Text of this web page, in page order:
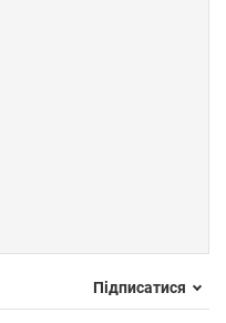
Підписатися